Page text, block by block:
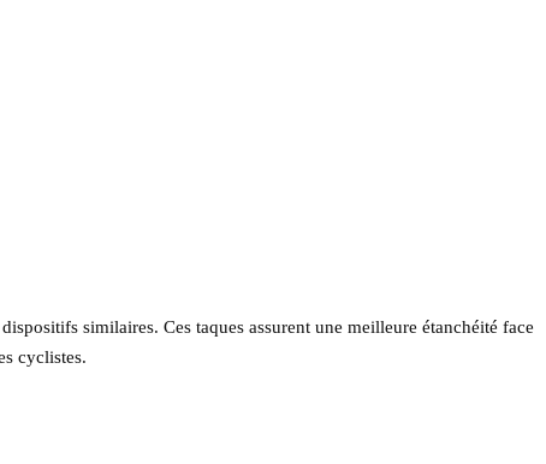
similaires. Ces taques assurent une meilleure étanchéité face
cyclistes.